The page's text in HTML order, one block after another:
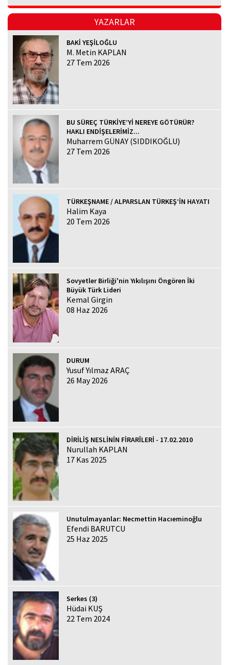
YAZARLAR
BAKİ YEŞİLOĞLU
M. Metin KAPLAN
27 Tem 2026
BU SÜREÇ TÜRKİYE’Yİ NEREYE GÖTÜRÜR?
HAKLI ENDİŞELERİMİZ...
Muharrem GÜNAY (SIDDIKOĞLU)
27 Tem 2026
TÜRKEŞNAME / ALPARSLAN TÜRKEŞ’İN HAYATI
Halim Kaya
20 Tem 2026
Sovyetler Birliği'nin Yıkılışını Öngören İki
Büyük Türk Lideri
Kemal Girgin
08 Haz 2026
DURUM
Yusuf Yılmaz ARAÇ
26 May 2026
DİRİLİŞ NESLİNİN FİRARÎLERİ - 17.02.2010
Nurullah KAPLAN
17 Kas 2025
Unutulmayanlar: Necmettin Hacıeminoğlu
Efendi BARUTCU
25 Haz 2025
Serkes (3)
Hüdai KUŞ
22 Tem 2024